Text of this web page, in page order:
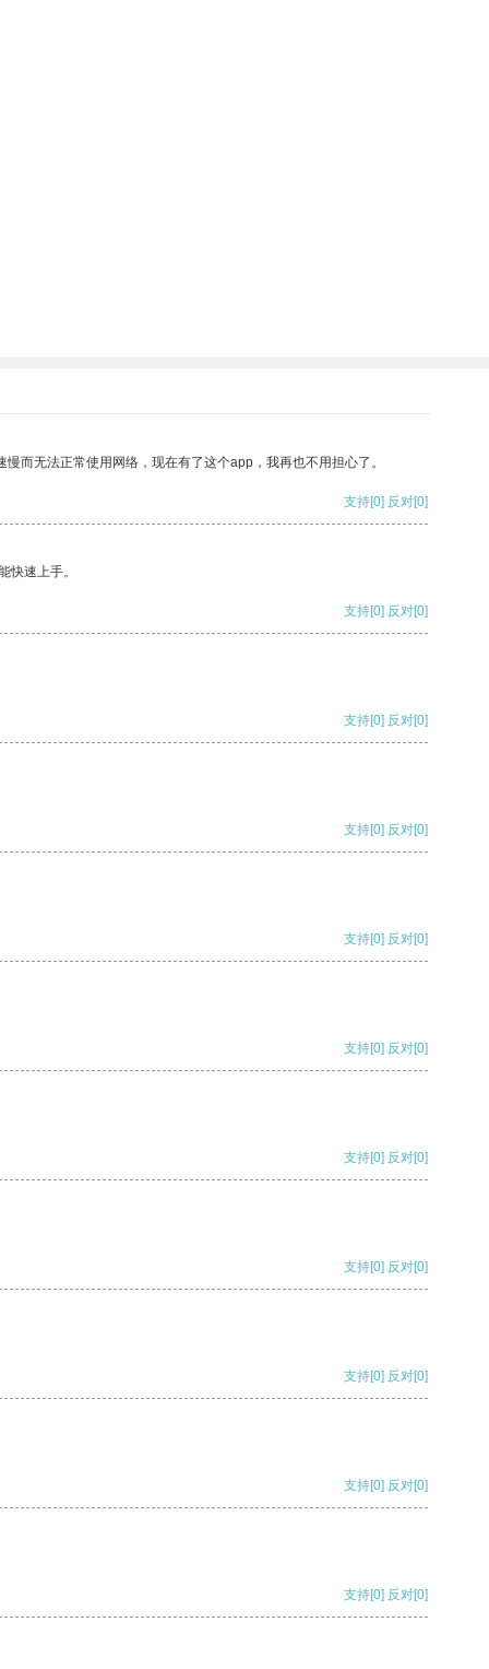
而无法正常使用网络，现在有了这个app，我再也不用担心了。
支持[0] 反对[0]
快速上手。
支持[0] 反对[0]
支持[0] 反对[0]
支持[0] 反对[0]
支持[0] 反对[0]
支持[0] 反对[0]
支持[0] 反对[0]
支持[0] 反对[0]
支持[0] 反对[0]
支持[0] 反对[0]
支持[0] 反对[0]